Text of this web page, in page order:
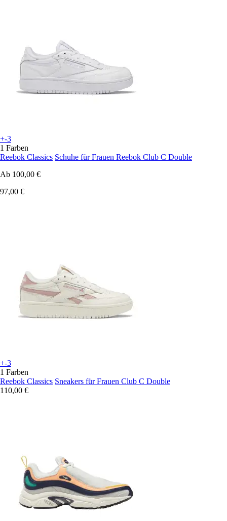
+-3
1 Farben
Reebok Classics Schuhe für Frauen Reebok Club C Double
Ab 100,00 €
97,00 €
+-3
1 Farben
Reebok Classics Sneakers für Frauen Club C Double
110,00 €